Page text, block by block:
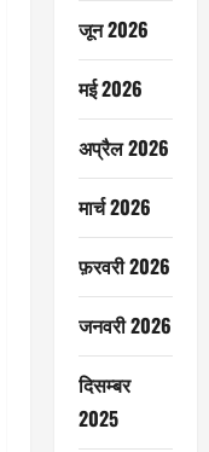
जून 2026
मई 2026
अप्रैल 2026
मार्च 2026
फ़रवरी 2026
जनवरी 2026
दिसम्बर
2025